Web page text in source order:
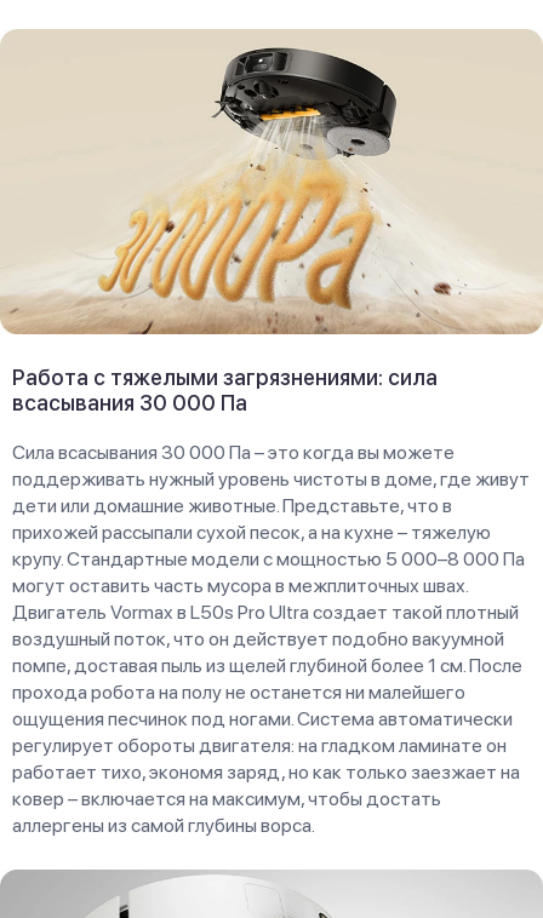
Работа с тяжелыми загрязнениями: сила
всасывания 30 000 Па
Сила всасывания 30 000 Па – это когда вы можете
поддерживать нужный уровень чистоты в доме, где живут
дети или домашние животные. Представьте, что в
прихожей рассыпали сухой песок, а на кухне – тяжелую
крупу. Стандартные модели с мощностью 5 000–8 000 Па
могут оставить часть мусора в межплиточных швах.
Двигатель Vormax в L50s Pro Ultra создает такой плотный
воздушный поток, что он действует подобно вакуумной
помпе, доставая пыль из щелей глубиной более 1 см. После
прохода робота на полу не останется ни малейшего
ощущения песчинок под ногами. Система автоматически
регулирует обороты двигателя: на гладком ламинате он
работает тихо, экономя заряд, но как только заезжает на
ковер – включается на максимум, чтобы достать
аллергены из самой глубины ворса.